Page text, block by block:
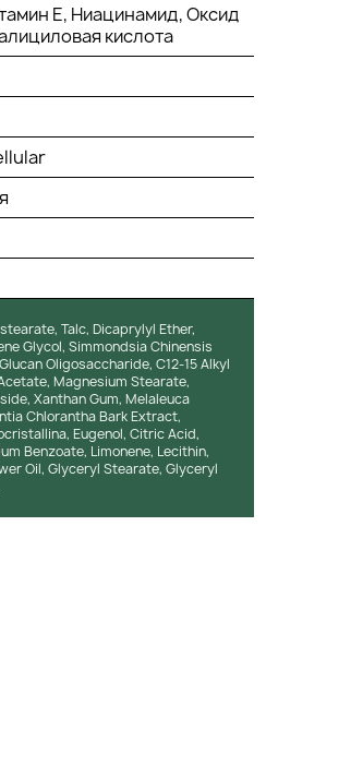
Е, Ниацинамид, Оксид
кислота
Talc, Dicaprylyl Ether,
Glycol, Simmondsia Chinensis
Oligosaccharide, C12-15 Alkyl
Magnesium Stearate,
Xanthan Gum, Melaleuca
Chlorantha Bark Extract,
Eugenol, Citric Acid,
Benzoate, Limonene, Lecithin,
Oil, Glyceryl Stearate, Glyceryl